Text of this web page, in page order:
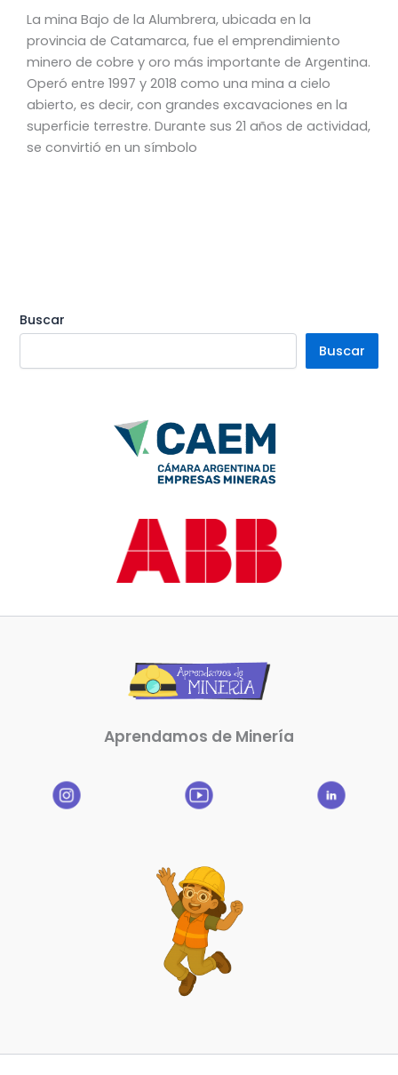
La mina Bajo de la Alumbrera, ubicada en la
provincia de Catamarca, fue el emprendimiento
minero de cobre y oro más importante de Argentina.
Operó entre 1997 y 2018 como una mina a cielo
abierto, es decir, con grandes excavaciones en la
superficie terrestre. Durante sus 21 años de actividad,
se convirtió en un símbolo
Buscar
Buscar
Aprendamos de Minería